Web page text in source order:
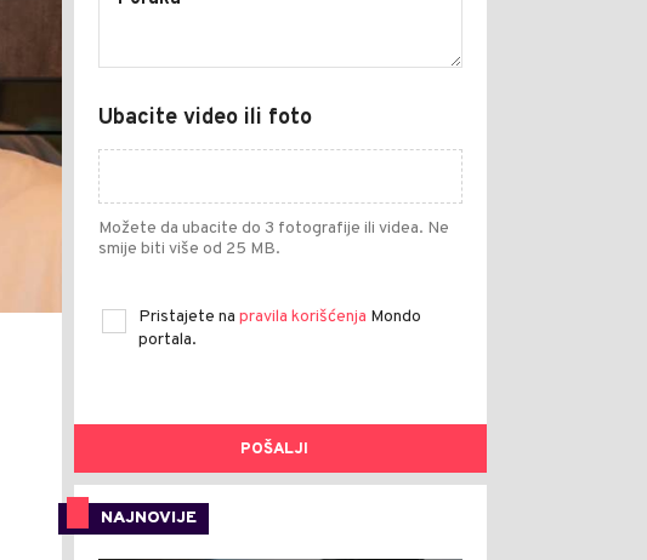
Ubacite video ili foto
Možete da ubacite do 3 fotografije ili videa. Ne
smije biti više od 25 MB.
Pristajete na pravila korišćenja Mondo
portala.
POŠALJI
NAJNOVIJE